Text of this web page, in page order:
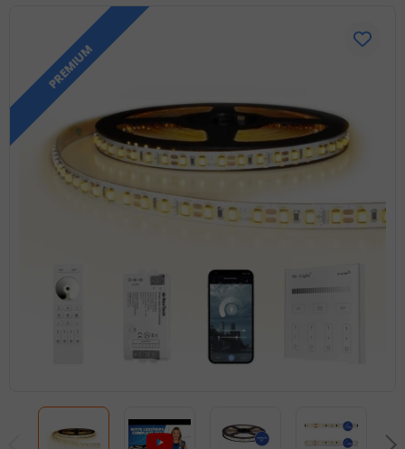
PREMIUM